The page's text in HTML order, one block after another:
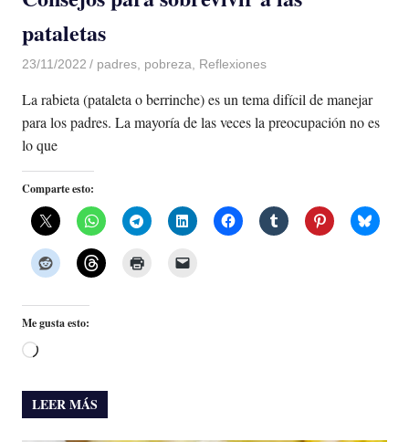
pataletas
23/11/2022 De todo un Poco
padres, pobreza Reflexiones
La rabieta (pataleta o berrinche) es un tema difícil de manejar
para los padres. La mayoría de las veces la preocupación no es
lo que
Comparte esto:
Me gusta esto:
Cargando...
LEER MÁS